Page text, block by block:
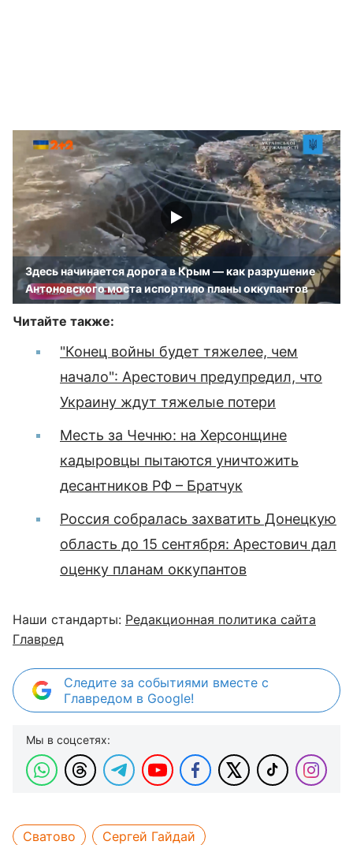
Здесь начинается дорога в Крым — как разрушение
Антоновского моста испортило планы оккупантов
Читайте также:
"Конец войны будет тяжелее, чем
начало": Арестович предупредил, что
Украину ждут тяжелые потери
Месть за Чечню: на Херсонщине
кадыровцы пытаются уничтожить
десантников РФ – Братчук
Россия собралась захватить Донецкую
область до 15 сентября: Арестович дал
оценку планам оккупантов
Наши стандарты: Редакционная политика сайта
Главред
Следите за событиями вместе с
Главредом в Google!
Мы в соцсетях:
Сватово
Сергей Гайдай